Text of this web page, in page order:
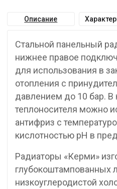
Описание
Стальной панельный
нижнее правое
для использования в
отопления с
давлением до 10 бар. В
теплоносителя можно
антифриз с
кислотностью pH в
Радиаторы «Керми»
глубокоштампованных
низкоуглеродистой